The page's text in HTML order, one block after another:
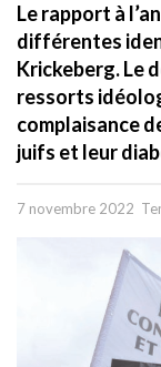
Le rapport à
différentes
Krickeberg. Le
ressorts
complaisance
juifs et leur
7 novembre 2022